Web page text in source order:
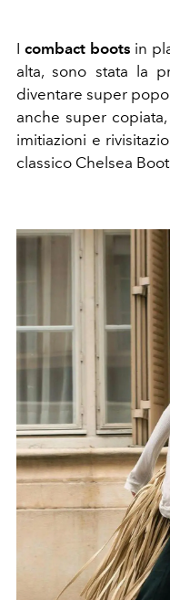
I combact boots in
alta, sono stata la
diventare super
anche super
imitiazioni e
classico Chelsea